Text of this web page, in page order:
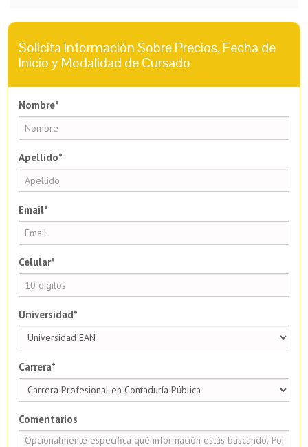
Solicita Información Sobre Precios, Fecha de
Inicio y Modalidad de Cursado
Nombre*
Apellido*
Email*
Celular*
Universidad*
Carrera*
Comentarios